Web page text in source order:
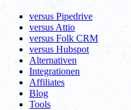
versus Pipedrive
versus Attio
versus Folk CRM
versus Hubspot
Alternativen
Integrationen
Affiliates
Blog
Tools